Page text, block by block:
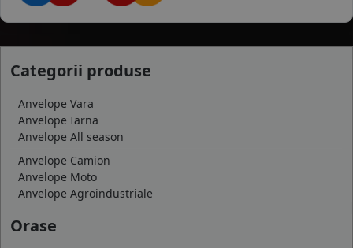
Categorii produse
Anvelope Vara
Anvelope Iarna
Anvelope All season
Anvelope Camion
Anvelope Moto
Anvelope Agroindustriale
Orase